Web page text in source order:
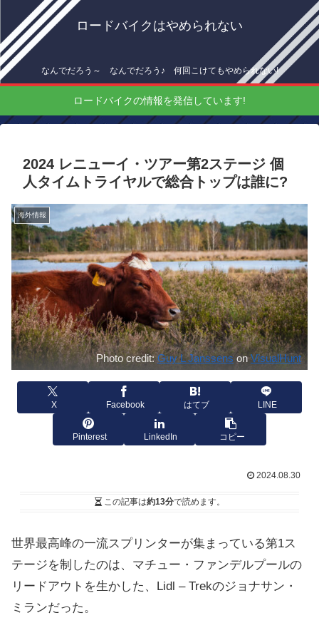
ロードバイクはやめられない
なんでだろう～ なんでだろう♪ 何回こけてもやめられない!
ロードバイクの情報を発信しています!
2024 レニューイ・ツアー第2ステージ 個
人タイムトライヤルで総合トップは誰に?
海外情報
Photo credit:Guy L Janssens onVisualHunt
X Facebook はてブ LINE
Pinterest LinkedIn コピー
2024.08.30
この記事は約13分で読めます。
世界最高峰の一流スプリンターが集まっている第1ス
テージを制したのは、マチュー・ファンデルプールの
リードアウトを生かした、Lidl – Trekのジョナサン・
ミランだった。